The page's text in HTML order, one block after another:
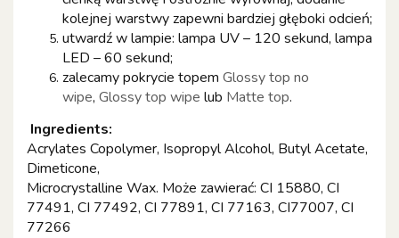
kolejnej warstwy zapewni bardziej głęboki odcień;
utwardź w lampie: lampa UV – 120 sekund, lampa
LED – 60 sekund;
zalecamy pokrycie topem Glossy top no
wipe, Glossy top wipe lub Matte top.
Ingredients:
Acrylates Copolymer, Isopropyl Alcohol, Butyl Acetate,
Dimeticone,
Microcrystalline Wax. Może zawierać: CI 15880, CI
77491, CI 77492, CI 77891, CI 77163, CI77007, CI
77266